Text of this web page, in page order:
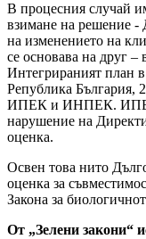
В процесния случай
взимане на решение -
на изменението на
се основава на друг –
Интегрираният план в
Република България,
ИПЕК и ИНПЕК.
нарушение на
оценка.
Освен това нито
оценка за
Закона за
От „Зелени закони“